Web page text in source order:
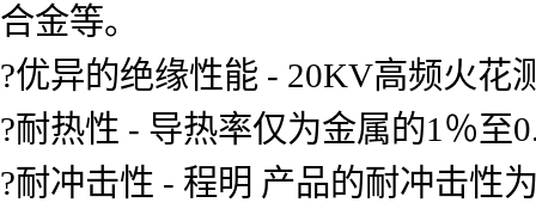
合金等。
?优异的绝缘性能 - 20KV高频火花
?耐热性 - 导热率仅为金属的1％至
?耐冲击性 - 程明 产品的耐冲击性